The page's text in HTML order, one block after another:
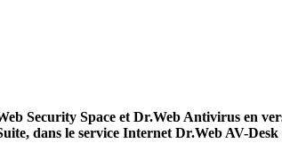
Security Space et Dr.Web Antivirus en
dans le service Internet Dr.Web AV-Desk